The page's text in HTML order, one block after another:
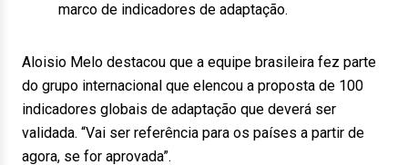
marco de indicadores de adaptação.
Aloisio Melo destacou que a equipe brasileira fez parte
do grupo internacional que elencou a proposta de 100
indicadores globais de adaptação que deverá ser
validada. “Vai ser referência para os países a partir de
agora, se for aprovada”.